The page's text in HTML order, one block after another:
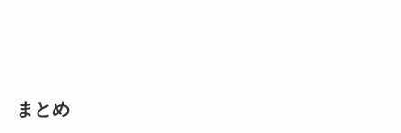
まとめ